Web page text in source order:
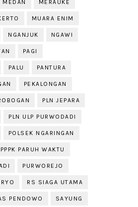
MEDAN MERAUKE
MUARA ENIM
NGANJUK NGAWI
PAGI
PALU PANTURA
PEKALONGAN
PLN JEPARA
PLN ULP PURWODADI
POLSEK NGARINGAN
PPPK PARUH WAKTU
PURWOREJO
RS SIAGA UTAMA
PENDOWO SAYUNG